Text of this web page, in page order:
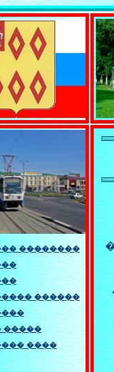
��������
������
�����
����